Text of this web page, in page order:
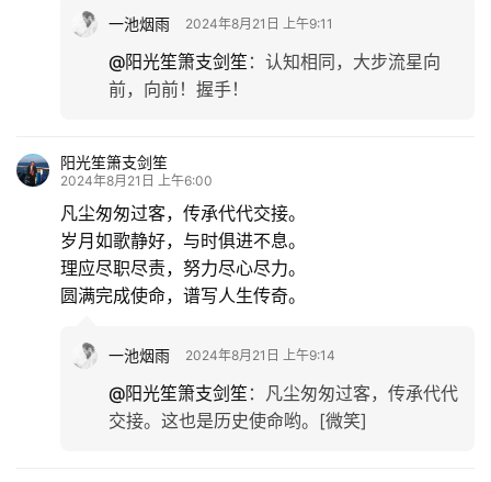
一池烟雨 2024年8月21日 上午9:11
@阳光笙箫支剑笙 ： 认知相同，大步流星向
前，向前！握手！
阳光笙箫支剑笙
2024年8月21日 上午6:00
凡尘匆匆过客，传承代代交接。
岁月如歌静好，与时俱进不息。
理应尽职尽责，努力尽心尽力。
圆满完成使命，谱写人生传奇。
一池烟雨 2024年8月21日 上午9:14
@阳光笙箫支剑笙 ： 凡尘匆匆过客，传承代代
交接。这也是历史使命哟。[微笑]